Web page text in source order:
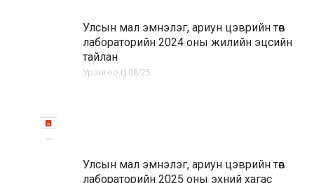
Улсын мал эмнэлэг, ариун цэврийн төв
лабораторийн 2024 оны жилийн эцсийн
тайлан
Урангоо.Ц 08/25
Улсын мал эмнэлэг, ариун цэврийн төв
лабораторийн 2025 оны эхний хагас